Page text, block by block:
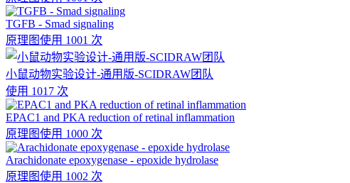
TGFB - Smad signaling
原理图使用 1001 次
小鼠动物实验设计-通用版-SCIDRAW团队
使用 1017 次
EPAC1 and PKA reduction of retinal inflammation
原理图使用 1000 次
Arachidonate epoxygenase - epoxide hydrolase
原理图使用 1002 次